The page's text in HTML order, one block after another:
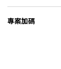
專案加碼